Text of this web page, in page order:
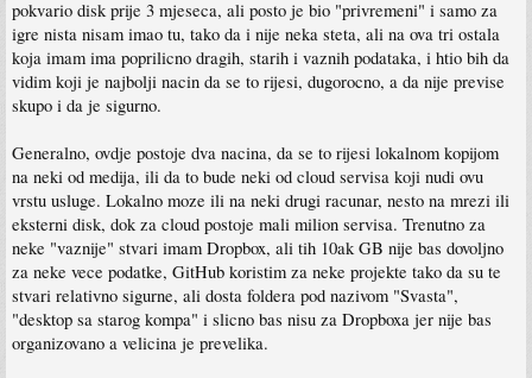
pokvario disk prije 3 mjeseca, ali posto je bio "privremeni" i samo za
igre nista nisam imao tu, tako da i nije neka steta, ali na ova tri ostala
koja imam ima poprilicno dragih, starih i vaznih podataka, i htio bih da
vidim koji je najbolji nacin da se to rijesi, dugorocno, a da nije previse
skupo i da je sigurno.
Generalno, ovdje postoje dva nacina, da se to rijesi lokalnom kopijom
na neki od medija, ili da to bude neki od cloud servisa koji nudi ovu
vrstu usluge. Lokalno moze ili na neki drugi racunar, nesto na mrezi ili
eksterni disk, dok za cloud postoje mali milion servisa. Trenutno za
neke "vaznije" stvari imam Dropbox, ali tih 10ak GB nije bas dovoljno
za neke vece podatke, GitHub koristim za neke projekte tako da su te
stvari relativno sigurne, ali dosta foldera pod nazivom "Svasta",
"desktop sa starog kompa" i slicno bas nisu za Dropboxa jer nije bas
organizovano a velicina je prevelika.